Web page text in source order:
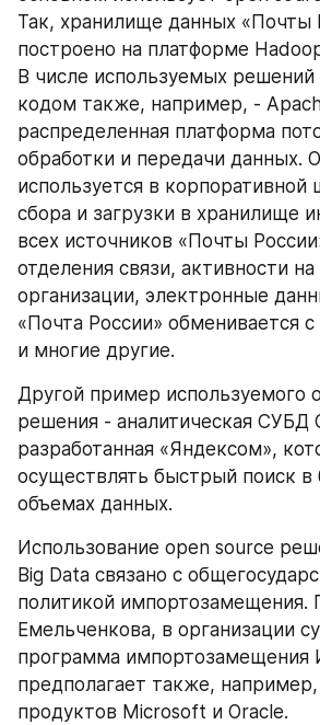
Так, хранилище данных «Почты
построено на платформе
В числе используемых
кодом также, например, -
распределенная платформа
обработки и передачи данных.
используется в
сбора и загрузки в хранилище
всех источников «Почты
отделения связи, активности
организации, электронные
«Почта России» обменивается
и многие другие.
Другой пример используемого
решения - аналитическая СУБД
разработанная «Яндексом»,
осуществлять быстрый поиск в
объемах данных.
Использование open source
Big Data связано с
политикой импортозамещения.
Емельченкова, в организации
программа импортозамещения
предполагает также,
продуктов Microsoft и Oracle.